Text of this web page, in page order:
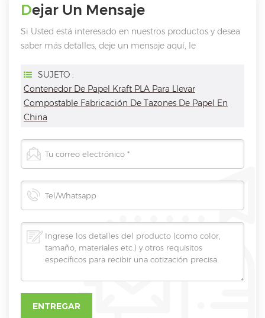
Dejar Un Mensaje
Si Usted está interesado en nuestros productos y desea
saber más detalles, deje un mensaje aquí, le
puedamos.
SUJETO :
Contenedor De Papel Kraft PLA Para Llevar
Compostable Fabricación De Tazones De Papel En
China